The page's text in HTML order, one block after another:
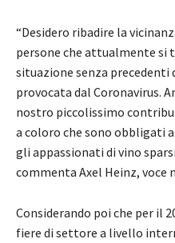
“Desidero ribadire la
persone che attualmente si
situazione senza precedenti
provocata dal Coronavirus.
nostro piccolissimo
a coloro che sono obbligati
gli appassionati di vino
commenta Axel Heinz, voce
Considerando poi che per il
fiere di settore a livello